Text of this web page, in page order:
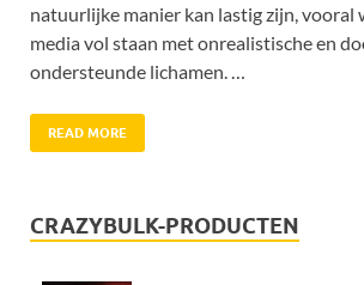
natuurlijke manier kan lastig zijn, vooral
media vol staan met onrealistische en
ondersteunde lichamen. …
READ MORE
CRAZYBULK-PRODUCTEN